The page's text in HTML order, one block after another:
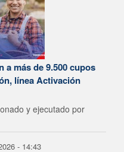
a más de 9.500 cupos
línea Activación
y ejecutado por
- 14:43